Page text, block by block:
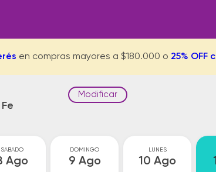
en compras mayores a $180.000 o 25% OFF
Modificar
SABADO
Ago
DOMINGO
9 Ago
LUNES
10 Ago